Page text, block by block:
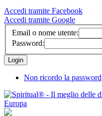
Accedi tramite Facebook
Accedi tramite Google
Email o nome utente:
Password:
Non ricordo la password